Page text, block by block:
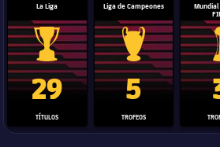
La Liga
Trofeo de La Liga
29
TÍTULOS
Liga de Campeones
Trofeo de la Liga
5
TROFEOS
Mundial